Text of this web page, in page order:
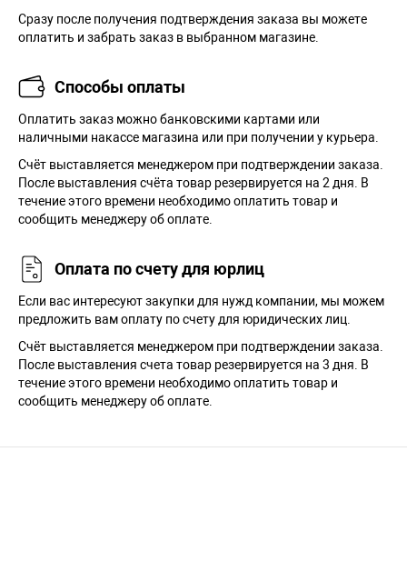
Сразу после получения подтверждения заказа вы можете
оплатить и забрать заказ в выбранном магазине.
Способы оплаты
Оплатить заказ можно банковскими картами или
наличными накассе магазина или при получении у курьера.
Cчёт выставляется менеджером при подтверждении заказа.
После выставления счёта товар резервируется на 2 дня. В
течение этого времени необходимо оплатить товар и
сообщить менеджеру об оплате.
Оплата по счету для юрлиц
Если вас интересуют закупки для нужд компании, мы можем
предложить вам оплату по счету для юридических лиц.
Счёт выставляется менеджером при подтверждении заказа.
После выставления счета товар резервируется на 3 дня. В
течение этого времени необходимо оплатить товар и
сообщить менеджеру об оплате.